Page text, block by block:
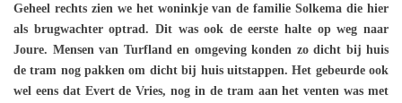
Geheel rechts zien we het woninkje van de familie Solkema die hier
als brugwachter optrad. Dit was ook de eerste halte op weg naar
Joure. Mensen van Turfland en omgeving konden zo dicht bij huis
de tram nog pakken om dicht bij huis uitstappen. Het gebeurde ook
wel eens dat Evert de Vries, nog in de tram aan het venten was met